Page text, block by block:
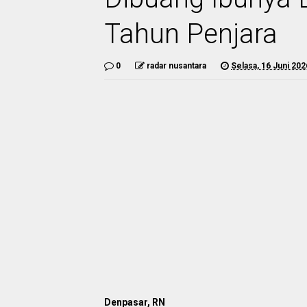
Tahun Penjara
0 radar nusantara Selasa, 16 Juni
Denpasar, RN